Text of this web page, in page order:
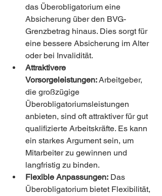
das Überobligatorium eine
Absicherung über den BVG-
Grenzbetrag hinaus. Dies sorgt für
eine bessere Absicherung im Alter
oder bei Invalidität.
Attraktivere
Vorsorgeleistungen: Arbeitgeber,
die großzügige
Überobligatoriumsleistungen
anbieten, sind oft attraktiver für gut
qualifizierte Arbeitskräfte. Es kann
ein starkes Argument sein, um
Mitarbeiter zu gewinnen und
langfristig zu binden.
Flexible Anpassungen: Das
Überobligatorium bietet Flexibilität,